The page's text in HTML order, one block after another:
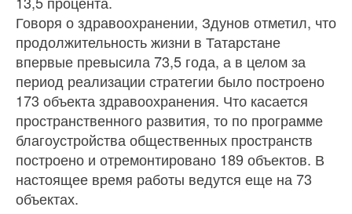
Говоря о здравоохранении, Здунов отметил, что
продолжительность жизни в Татарстане
впервые превысила 73,5 года, а в целом за
период реализации стратегии было построено
173 объекта здравоохранения. Что касается
пространственного развития, то по программе
благоустройства общественных пространств
построено и отремонтировано 189 объектов. В
настоящее время работы ведутся еще на 73
объектах.